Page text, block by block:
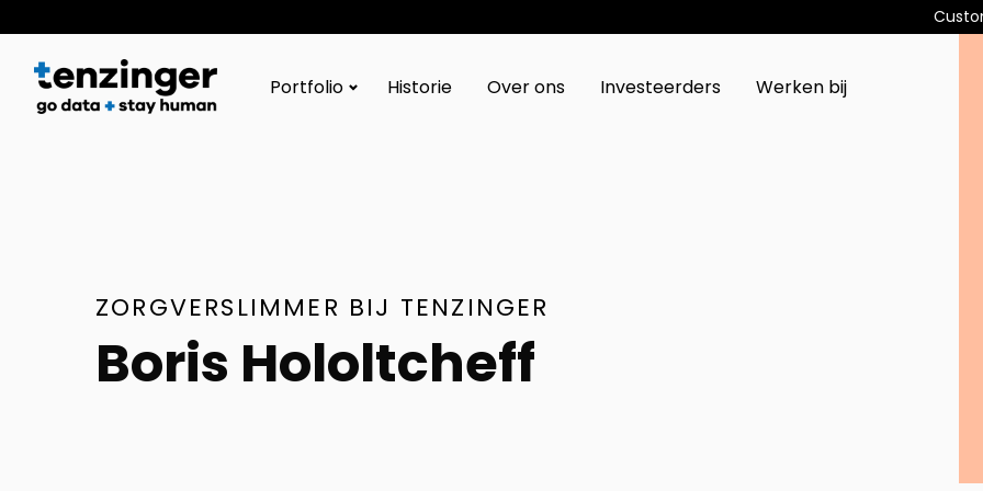
Portfolio Historie Over ons Investeerders Werken bij
ZORGVERSLIMMER BIJ TENZINGER
Boris Hololtcheff